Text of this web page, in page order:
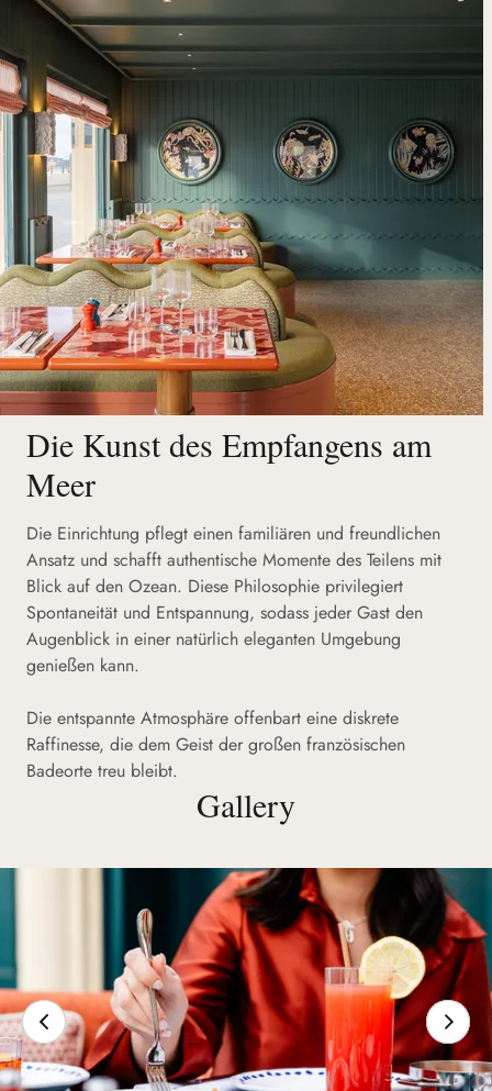
Die Kunst des Empfangens am
Meer
Die Einrichtung pflegt einen familiären und freundlichen
Ansatz und schafft authentische Momente des Teilens mit
Blick auf den Ozean. Diese Philosophie privilegiert
Spontaneität und Entspannung, sodass jeder Gast den
Augenblick in einer natürlich eleganten Umgebung
genießen kann.
Die entspannte Atmosphäre offenbart eine diskrete
Raffinesse, die dem Geist der großen französischen
Badeorte treu bleibt.
Gallery